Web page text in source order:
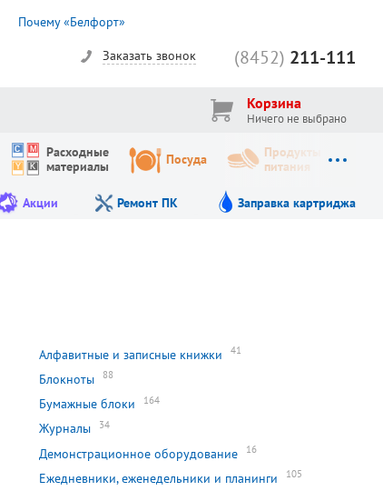
Почему «Белфорт»
(8452) 211-111
Заказать звонок
Корзина
Ничего не выбрано
Расходные
материалы
Посуда
Продукты
питания
Акции Ремонт ПК Заправка картриджа
Алфавитные и записные книжки 41
Блокноты 88
Бумажные блоки 164
Журналы 34
Демонстрационное оборудование 16
Ежедневники, еженедельники и планинги 105